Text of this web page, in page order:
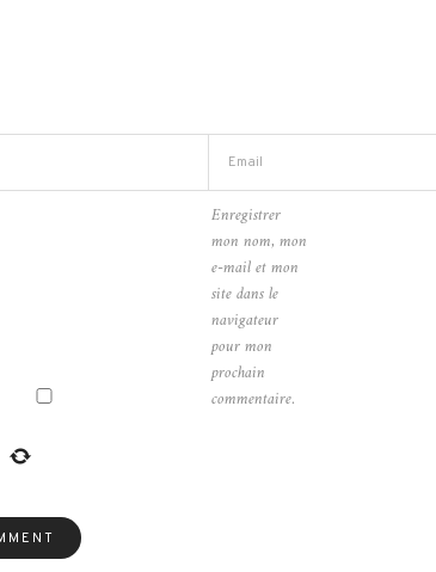
Enregistrer
mon nom, mon
e-mail et mon
site dans le
navigateur
pour mon
prochain
commentaire.